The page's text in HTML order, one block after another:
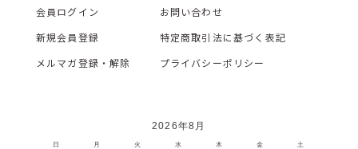
会員ログイン
新規会員登録
メルマガ登録・解除
お問い合わせ
特定商取引法に基づく表記
プライバシーポリシー
2026年8月
日 月 火 水 木 金 土